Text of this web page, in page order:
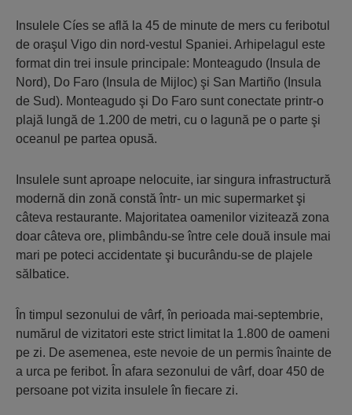
Insulele Cíes se află la 45 de minute de mers cu feribotul
de oraşul Vigo din nord-vestul Spaniei. Arhipelagul este
format din trei insule principale: Monteagudo (Insula de
Nord), Do Faro (Insula de Mijloc) şi San Martiño (Insula
de Sud). Monteagudo şi Do Faro sunt conectate printr-o
plajă lungă de 1.200 de metri, cu o lagună pe o parte şi
oceanul pe partea opusă.
Insulele sunt aproape nelocuite, iar singura infrastructură
modernă din zonă constă într- un mic supermarket şi
câteva restaurante. Majoritatea oamenilor vizitează zona
doar câteva ore, plimbându-se între cele două insule mai
mari pe poteci accidentate şi bucurându-se de plajele
sălbatice.
În timpul sezonului de vârf, în perioada mai-septembrie,
numărul de vizitatori este strict limitat la 1.800 de oameni
pe zi. De asemenea, este nevoie de un permis înainte de
a urca pe feribot. În afara sezonului de vârf, doar 450 de
persoane pot vizita insulele în fiecare zi.